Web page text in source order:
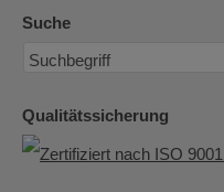
Suche
Qualitätssicherung